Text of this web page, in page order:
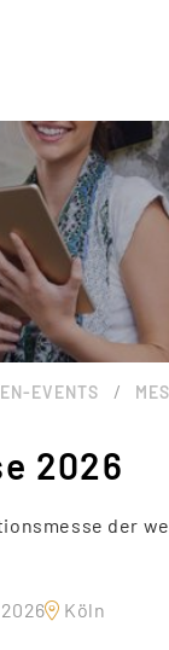
EVENTS /
2026
der
Köln